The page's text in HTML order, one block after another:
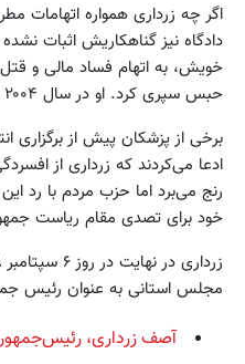
اگر چه زرداری همواره اتهامات
دادگاه نیز گناهکاریش اثبات
حبس سپری کرد. او در سال ۲۰۰۴ با سپردن وثیقه از زندان آزاد شد.
برخی از پزشکان پیش از برگزاری
ادعا می‌کردند که زرداری از
رنج می‌برد اما حزب مردم با رد این
خود برای تصدی مقام ریاست
مجلس استانی به عنوان رئیس
آصف زرداری،